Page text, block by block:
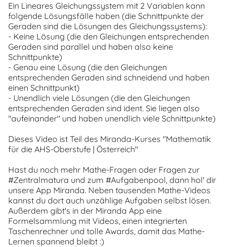
Ein Lineares Gleichungssystem mit 2 Variablen kann
folgende Lösungsfälle haben (die Schnittpunkte der
Geraden sind die Lösungen des Gleichungssystems):
- Keine Lösung (die den Gleichungen entsprechenden
Geraden sind parallel und haben also keine
Schnittpunkte)
- Genau eine Lösung (die den Gleichungen
entsprechenden Geraden sind schneidend und haben
einen Schnittpunkt)
- Unendlich viele Lösungen (die den Gleichungen
entsprechenden Geraden sind ident. Sie liegen also
"aufeinander" und haben unendlich viele Schnittpunkte)
Dieses Video ist Teil des Miranda-Kurses "Mathematik
für die AHS-Oberstufe | Österreich"
Hast du noch mehr Mathe-Fragen oder Fragen zur
#Zentralmatura und zum #Aufgabenpool, dann hol' dir
unsere App Miranda. Neben tausenden Mathe-Videos
kannst du dort auch unzählige Aufgaben selbst lösen.
Außerdem gibt's in der Miranda App eine
Formelsammlung mit Videos, einen integrierten
Taschenrechner und tolle Awards, damit das Mathe-
Lernen spannend bleibt :)